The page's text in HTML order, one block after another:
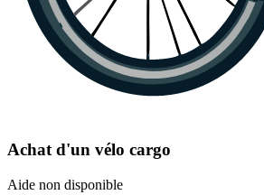
Achat d'un vélo cargo
Aide non disponible